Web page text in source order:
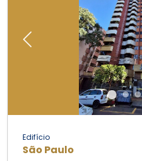
Previous
Edifício
São Paulo